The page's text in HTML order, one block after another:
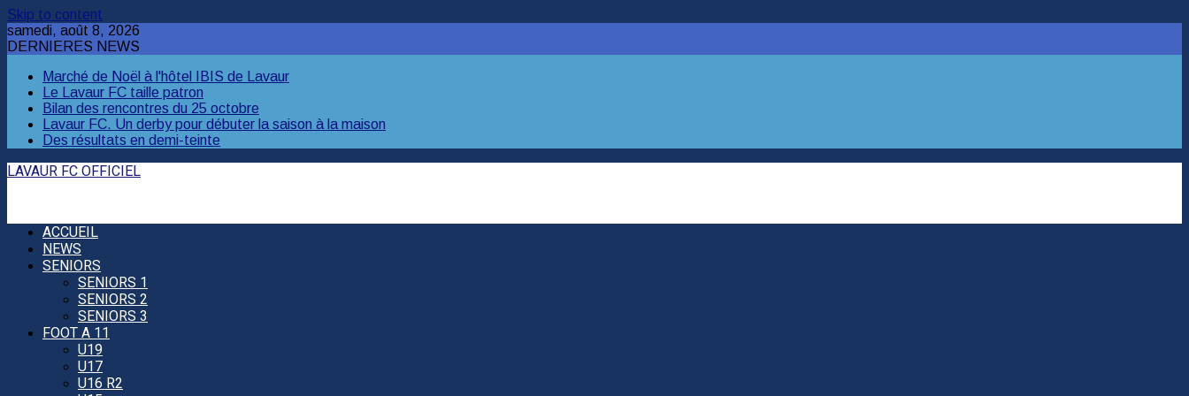
Skip to content
samedi, août 8, 2026
DERNIERES NEWS
Marché de Noël à l'hôtel IBIS de Lavaur
Le Lavaur FC taille patron
Bilan des rencontres du 25 octobre
Lavaur FC. Un derby pour débuter la saison à la maison
Des résultats en demi-teinte
LAVAUR FC OFFICIEL
ACCUEIL
NEWS
SENIORS
SENIORS 1
SENIORS 2
SENIORS 3
FOOT A 11
U19
U17
U16 R2